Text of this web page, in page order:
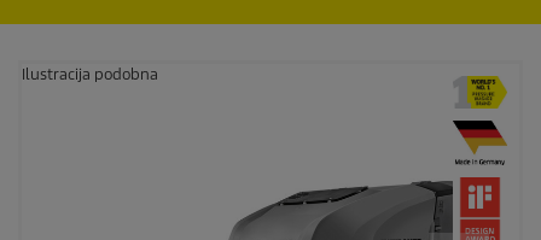
Ilustracija podobna